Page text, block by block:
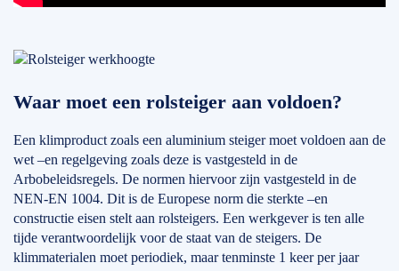
Waar moet een rolsteiger aan voldoen?
Een klimproduct zoals een aluminium steiger moet voldoen aan de
wet –en regelgeving zoals deze is vastgesteld in de
Arbobeleidsregels. De normen hiervoor zijn vastgesteld in de
NEN-EN 1004. Dit is de Europese norm die sterkte –en
constructie eisen stelt aan rolsteigers. Een werkgever is ten alle
tijde verantwoordelijk voor de staat van de steigers. De
klimmaterialen moet periodiek, maar tenminste 1 keer per jaar